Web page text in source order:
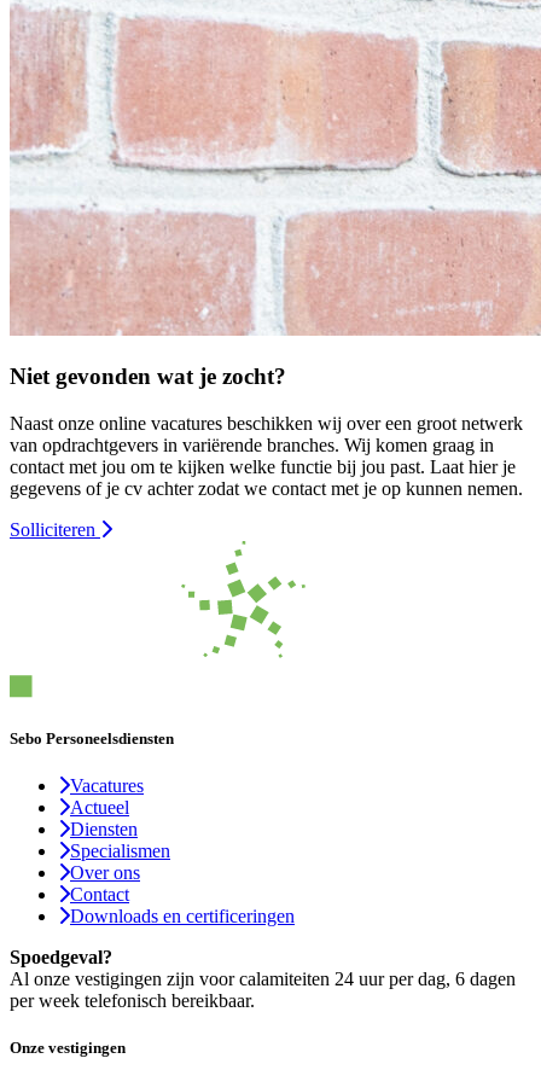
Niet gevonden wat je zocht?
Naast onze online vacatures beschikken wij over een groot netwerk
van opdrachtgevers in variërende branches. Wij komen graag in
contact met jou om te kijken welke functie bij jou past. Laat hier je
gegevens of je cv achter zodat we contact met je op kunnen nemen.
Solliciteren
Sebo Personeelsdiensten
Vacatures
Actueel
Diensten
Specialismen
Over ons
Contact
Downloads en certificeringen
Spoedgeval?
Al onze vestigingen zijn voor calamiteiten 24 uur per dag, 6 dagen
per week telefonisch bereikbaar.
Onze vestigingen